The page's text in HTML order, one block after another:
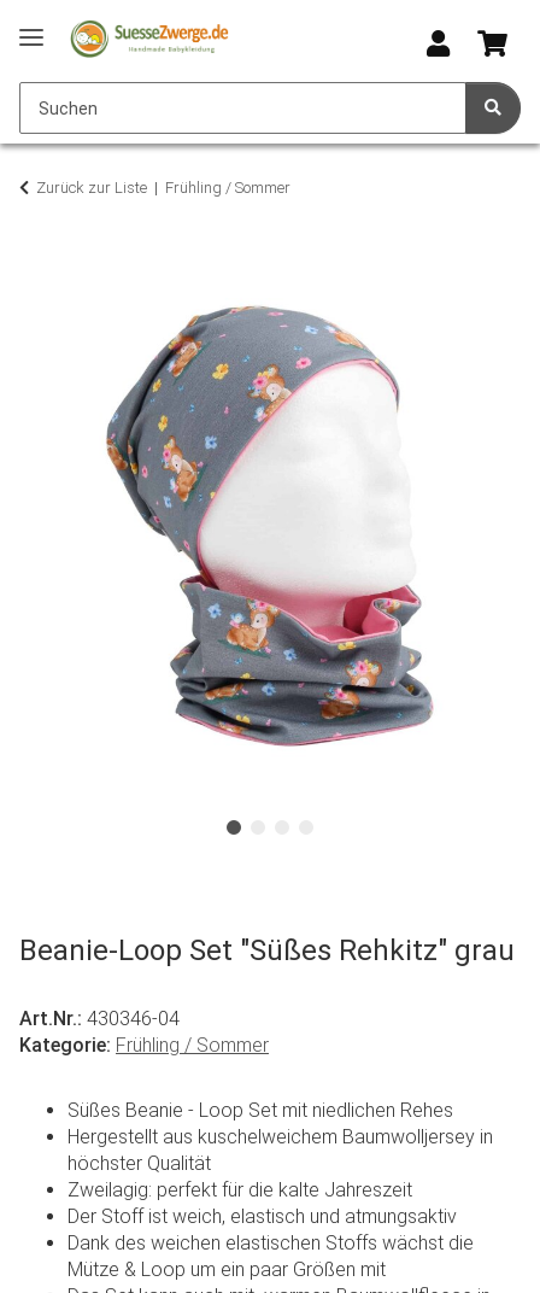
Zurück zur Liste Frühling / Sommer
Beanie-Loop Set "Süßes Rehkitz" grau
Art.Nr.: 430346-04
Kategorie: Frühling / Sommer
Süßes Beanie - Loop Set mit niedlichen Rehes
Hergestellt aus kuschelweichem Baumwolljersey in
höchster Qualität
Zweilagig: perfekt für die kalte Jahreszeit
Der Stoff ist weich, elastisch und atmungsaktiv
Dank des weichen elastischen Stoffs wächst die
Mütze & Loop um ein paar Größen mit